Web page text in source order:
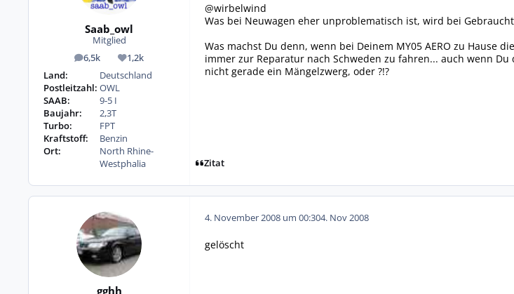
Saab_owl
Mitglied
6,5k
Beiträge 1,2k
Reputation
Land:
Deutschland
Postleitzahl: OWL
SAAB:
9-5 I
Baujahr:
2,3T
Turbo:
FPT
Kraftstoff:
Benzin
Ort:
North Rhine-
Westphalia
@wirbelwind
Was bei Neuwagen eher unproblematisch ist, wird bei
Was machst Du denn, wenn bei Deinem MY05 AERO zu Hause
immer zur Reparatur nach Schweden zu fahren... auch wenn
nicht gerade ein Mängelzwerg, oder ?!?
Zitat
gghh
4. November 2008 um 00:304. Nov 2008
gelöscht